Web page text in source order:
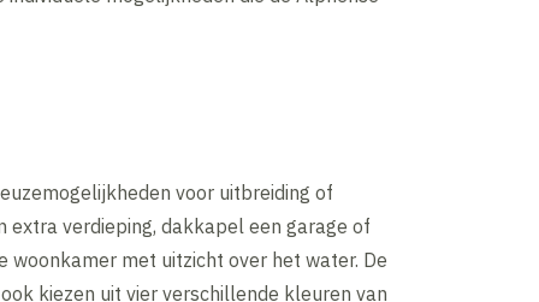
voor uitbreiding of
extra verdieping, dakkapel een garage of
woonkamer met uitzicht over het water. De
kiezen uit vier verschillende kleuren van